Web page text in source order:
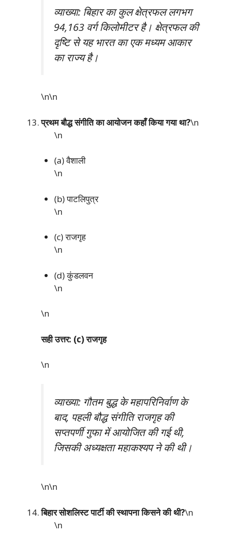
व्याख्या: बिहार का कुल क्षेत्रफल लगभग
94,163 वर्ग किलोमीटर है। क्षेत्रफल की
दृष्टि से यह भारत का एक मध्यम आकार
का राज्य है।
\n\n
प्रथम बौद्ध संगीति का आयोजन कहाँ किया गया था?\n
\n
(a) वैशाली
\n
(b) पाटलिपुत्र
\n
(c) राजगृह
\n
(d) कुंडलवन
\n
\n
सही उत्तर: (c) राजगृह
\n
व्याख्या: गौतम बुद्ध के महापरिनिर्वाण के
बाद, पहली बौद्ध संगीति राजगृह की
सप्तपर्णी गुफा में आयोजित की गई थी,
जिसकी अध्यक्षता महाकश्यप ने की थी।
\n\n
बिहार सोशलिस्ट पार्टी की स्थापना किसने की थी?\n
\n